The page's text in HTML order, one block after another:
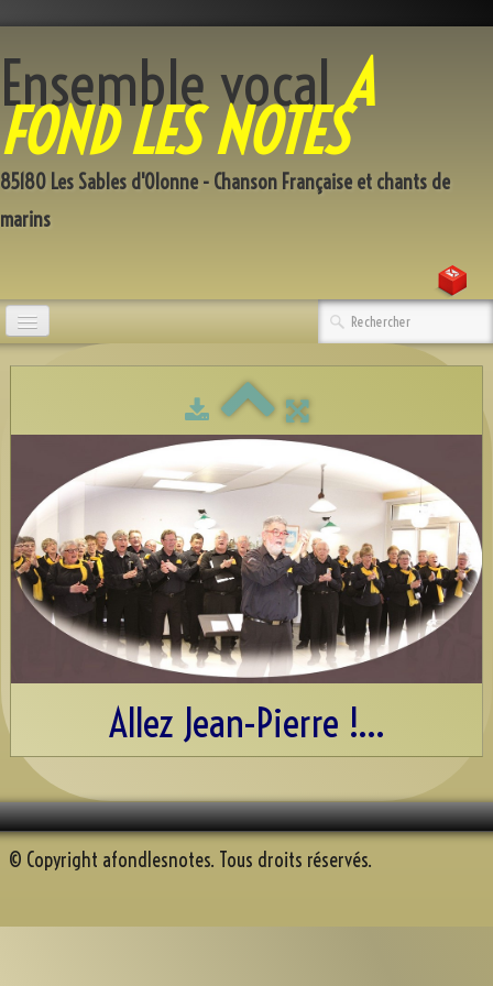
Ensemble vocalA
FOND LES NOTES
85180 Les Sables d'Olonne - Chanson Française et chants de
marins
Accueil
Discographie
Espace AFN
Répétons▼
Trombinoscope▼
Souvenirs récents
A.F.N. sur Youtube
Reportage Mille sabord 2025
Allez Jean-Pierre !...
© Copyright afondlesnotes. Tous droits réservés.